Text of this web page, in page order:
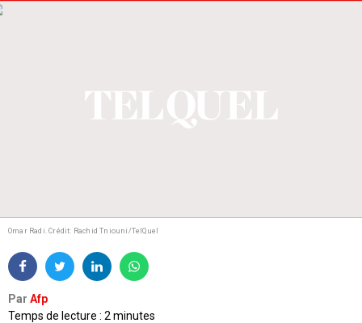
Omar Radi.Crédit: Rachid Tniouni/TelQuel
Par Afp
Temps de lecture : 2 minutes